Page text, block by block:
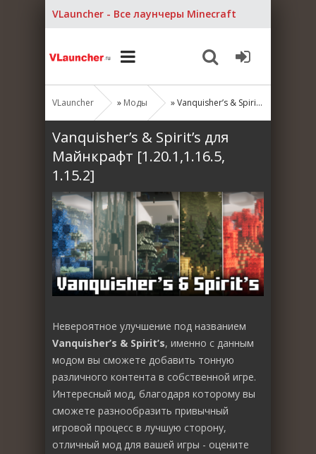
VLauncher - Все лаунчеры Minecraft
VLauncher » Моды » Vanquisher’s & Spirit’s для Майнкрафт [1.20.1,1.16.5, 1.15.2]
Vanquisher’s & Spirit’s для
Майнкрафт [1.20.1,1.16.5,
1.15.2]
Невероятное улучшение под названием
Vanquisher’s & Spirit’s, именно с данным
модом вы сможете добавить тонную
различного контента в собственной игре.
Интересный мод, благодаря которому вы
сможете разнообразить привычный
игровой процесс в лучшую сторону,
отличный мод для вашей игры - оцените